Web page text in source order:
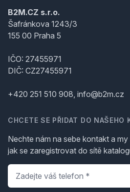
B2M.CZ s.r.o.
Šafránkova 1243/3
155 00 Praha 5
IČO: 27455971
DIČ: CZ27455971
+420 251 510 908, info@b2m.cz
CHCETE SE PŘIDAT DO NAŠEHO
Nechte nám na sebe kontakt a
jak se zaregistrovat do sítě
Telefon